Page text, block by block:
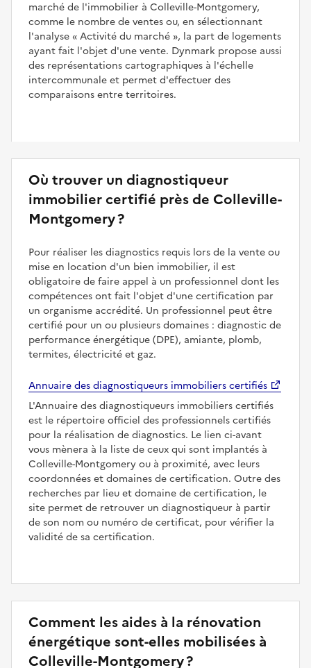
marché de l'immobilier à Colleville-Montgomery,
comme le nombre de ventes ou, en sélectionnant
l'analyse
Activité du marché , la part de logements
ayant fait l'objet d'une vente. Dynmark propose aussi
des représentations cartographiques à l'échelle
intercommunale et permet d'effectuer des
comparaisons entre territoires.
Où trouver un diagnostiqueur
immobilier certifié près de Colleville-
Montgomery ?
Pour réaliser les diagnostics requis lors de la vente ou
mise en location d'un bien immobilier, il est
obligatoire de faire appel à un professionnel dont les
compétences ont fait l'objet d'une certification par
un organisme accrédité. Un professionnel peut être
certifié pour un ou plusieurs domaines : diagnostic de
performance énergétique (DPE), amiante, plomb,
termites, électricité et gaz.
Annuaire des diagnostiqueurs immobiliers certifiés
L'Annuaire des diagnostiqueurs immobiliers certifiés
est le répertoire officiel des professionnels certifiés
pour la réalisation de diagnostics. Le lien ci-avant
vous mènera à la liste de ceux qui sont implantés à
Colleville-Montgomery ou à proximité, avec leurs
coordonnées et domaines de certification. Outre des
recherches par lieu et domaine de certification, le
site permet de retrouver un diagnostiqueur à partir
de son nom ou numéro de certificat, pour vérifier la
validité de sa certification.
Comment les aides à la rénovation
énergétique sont-elles mobilisées à
Colleville-Montgomery ?